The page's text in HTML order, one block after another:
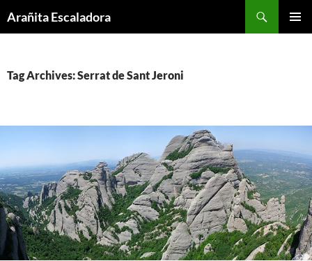
toArañita Escaladora
Tag Archives: Serrat de Sant Jeroni